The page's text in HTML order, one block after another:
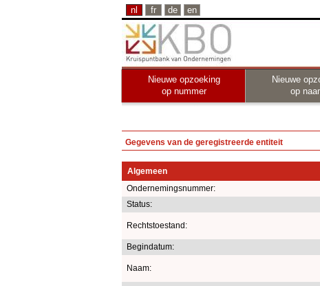
nl fr de en
Nieuwe opzoeking
op nummer
Nieuwe
op
Gegevens van de geregistreerde entiteit
Algemeen
Ondernemingsnummer:
Status:
Rechtstoestand:
Begindatum:
Naam: